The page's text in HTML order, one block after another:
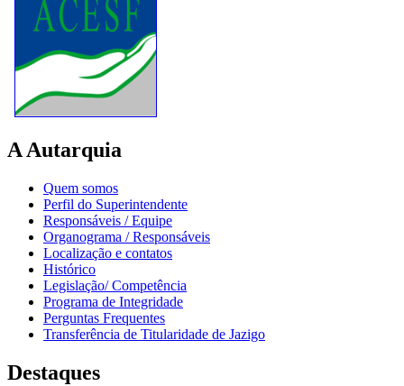
A Autarquia
Quem somos
Perfil do Superintendente
Responsáveis / Equipe
Organograma / Responsáveis
Localização e contatos
Histórico
Legislação/ Competência
Programa de Integridade
Perguntas Frequentes
Transferência de Titularidade de Jazigo
Destaques